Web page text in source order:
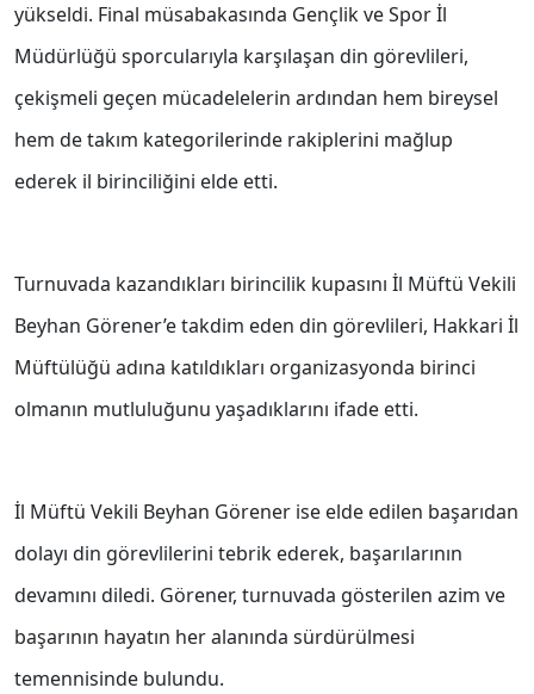
yükseldi. Final müsabakasında Gençlik ve Spor İl
Müdürlüğü sporcularıyla karşılaşan din görevlileri,
çekişmeli geçen mücadelelerin ardından hem bireysel
hem de takım kategorilerinde rakiplerini mağlup
ederek il birinciliğini elde etti.
Turnuvada kazandıkları birincilik kupasını İl Müftü Vekili
Beyhan Görener’e takdim eden din görevlileri, Hakkari İl
Müftülüğü adına katıldıkları organizasyonda birinci
olmanın mutluluğunu yaşadıklarını ifade etti.
İl Müftü Vekili Beyhan Görener ise elde edilen başarıdan
dolayı din görevlilerini tebrik ederek, başarılarının
devamını diledi. Görener, turnuvada gösterilen azim ve
başarının hayatın her alanında sürdürülmesi
temennisinde bulundu.